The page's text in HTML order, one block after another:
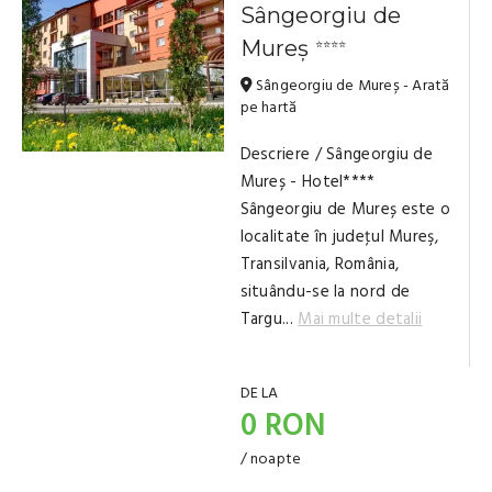
Sângeorgiu de
Mureș
⭐⭐⭐⭐
Sângeorgiu de Mureș - Arată
pe hartă
Descriere / Sângeorgiu de
Mureș - Hotel****
Sângeorgiu de Mureș este o
localitate în judeţul Mureş,
Transilvania, România,
situându-se la nord de
Targu...Mai multe detalii
DE LA
0 RON
/ noapte